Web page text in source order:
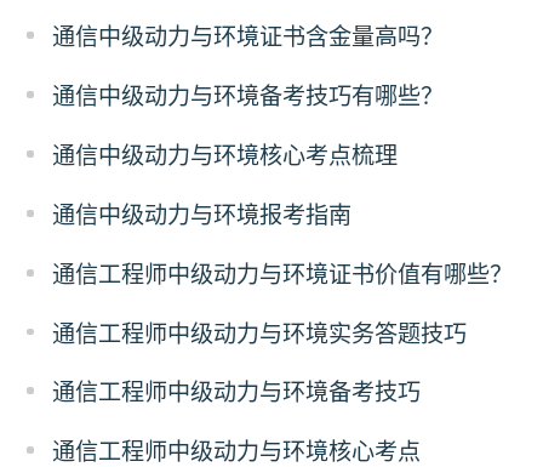
通信中级动力与环境证书含金量高吗？
通信中级动力与环境备考技巧有哪些？
通信中级动力与环境核心考点梳理
通信中级动力与环境报考指南
通信工程师中级动力与环境证书价值有哪些？
通信工程师中级动力与环境实务答题技巧
通信工程师中级动力与环境备考技巧
通信工程师中级动力与环境核心考点